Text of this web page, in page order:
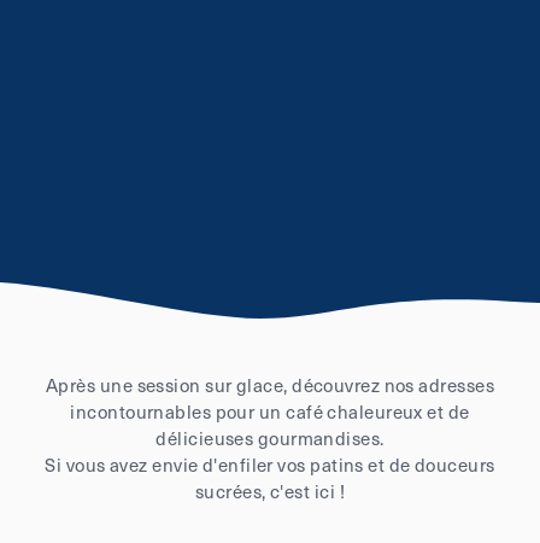
Après une session sur glace, découvrez nos adresses
incontournables pour un café chaleureux et de
délicieuses gourmandises.
Si vous avez envie d'enfiler vos patins et de douceurs
sucrées, c'est ici !